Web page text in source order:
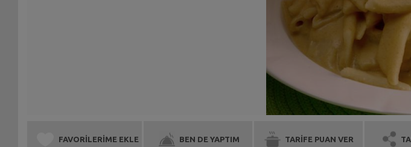
FAVORİLERİME EKLE BEN DE YAPTIM TARİFE PUAN VER